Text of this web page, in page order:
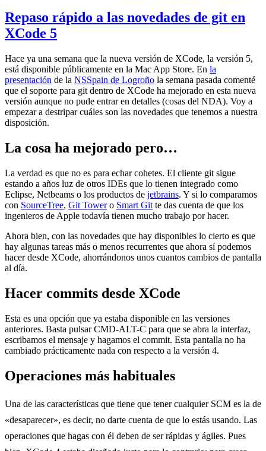
Repaso rápido a las novedades de git en
XCode 5
Hace ya una semana que la nueva versión de XCode, la versión 5,
está disponible públicamente en la Mac App Store. En la
presentación de la NSSpain de Logroño la semana pasada comenté
que el soporte para git dentro de XCode ha mejorado en esta nueva
versión aunque no pude entrar en detalles (cosas del NDA). Voy a
empezar a destripar cuáles son las novedades que tenemos a nuestra
disposición.
La cosa ha mejorado pero…
La verdad es que no es para echar cohetes. El cliente git sigue
estando a años luz de otros IDEs que lo tienen integrado como
Eclipse, Netbeams o los productos de jetbrains. Y si lo comparamos
con SourceTree, Git Towero Smart Git te das cuenta de que los
ingenieros de Apple todavía tienen mucho trabajo por hacer.
Ahora bien, con las novedades que hay disponibles lo cierto es que
hay algunas tareas más o menos recurrentes que ahora sí podemos
hacer desde XCode, ahorrándonos unos cuantos cambios de pantalla
al día.
Hacer commits desde XCode
Esta es una opción que ya estaba disponible en las versiones
anteriores. Basta pulsar CMD-ALT-C para que se abra la interfaz,
escribamos el mensaje y hagamos el commit. Esta pantalla no ha
cambiado prácticamente nada con respecto a la versión 4.
Operaciones más habituales
Una de las características que tiene que tener cualquier SCM es la de
«desaparecer», es decir, no darte cuenta de que lo estás usando. Las
operaciones que hagas con él deben de ser rápidas y ágiles. Pues